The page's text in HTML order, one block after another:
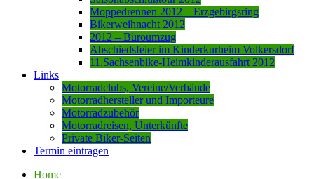
Moppedrennen 2012 – Erzgebirgsring
Bikerweihnacht 2012
2012 – Büroumzug
Abschiedsfeier im Kinderkurheim Volkersdorf
11.Sachsenbike-Heimkinderausfahrt 2012
Links
Motorradclubs, Vereine/Verbände
Motorradhersteller und Importeure
Motorradzubehör
Motorradreisen, Unterkünfte
Private Biker-Seiten
Termin eintragen
Home